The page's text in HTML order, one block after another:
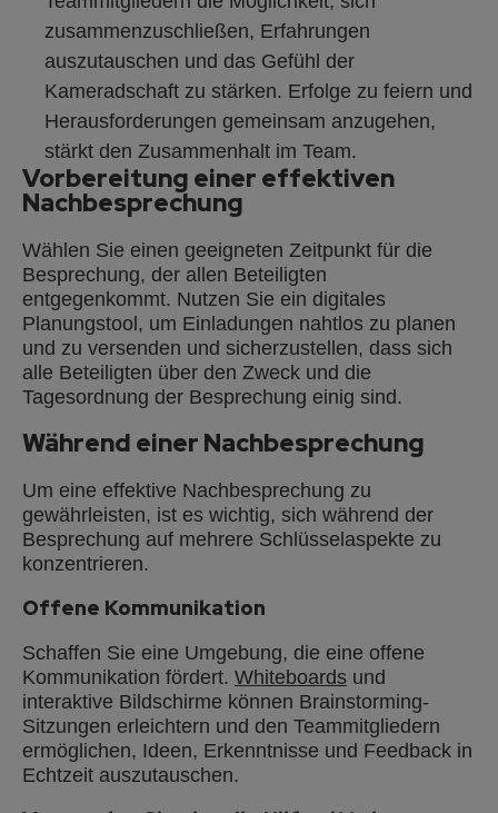
zusammenzuschließen, Erfahrungen
auszutauschen und das Gefühl der
Kameradschaft zu stärken. Erfolge zu feiern und
Herausforderungen gemeinsam anzugehen,
stärkt den Zusammenhalt im Team.
Vorbereitung einer effektiven
Nachbesprechung
Wählen Sie einen geeigneten Zeitpunkt für die
Besprechung, der allen Beteiligten
entgegenkommt. Nutzen Sie ein digitales
Planungstool, um Einladungen nahtlos zu planen
und zu versenden und sicherzustellen, dass sich
alle Beteiligten über den Zweck und die
Tagesordnung der Besprechung einig sind.
Während einer Nachbesprechung
Um eine effektive Nachbesprechung zu
gewährleisten, ist es wichtig, sich während der
Besprechung auf mehrere Schlüsselaspekte zu
konzentrieren.
Offene Kommunikation
Schaffen Sie eine Umgebung, die eine offene
Kommunikation fördert. Whiteboards und
interaktive Bildschirme können Brainstorming-
Sitzungen erleichtern und den Teammitgliedern
ermöglichen, Ideen, Erkenntnisse und Feedback in
Echtzeit auszutauschen.